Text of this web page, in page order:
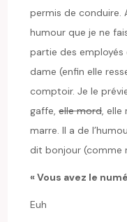
permis de conduire.
humour que je ne
partie des
dame (enfin elle
comptoir. Je le
gaffe,elle mord, elle
marre. Il a de
dit bonjour (comme
« Vous avez le
Euh